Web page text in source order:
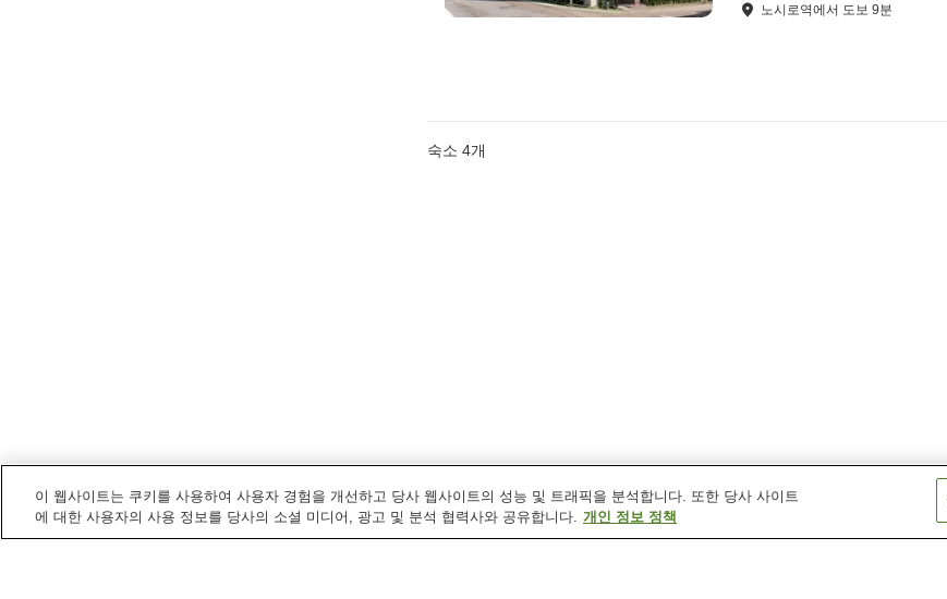
노시로역에서 도보 9분
숙소 4개
이 웹사이트는 쿠키를 사용하여 사용자 경험을 개선하고 당사 웹사이트의 성능 및 트래픽을 분석합니다. 또한 당사 사이트
에 대한 사용자의 사용 정보를 당사의 소셜 미디어, 광고 및 분석 협력사와 공유합니다. 개인 정보 정책